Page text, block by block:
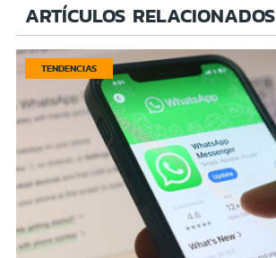
ARTÍCULOS RELACIONADOS
TENDENCIAS